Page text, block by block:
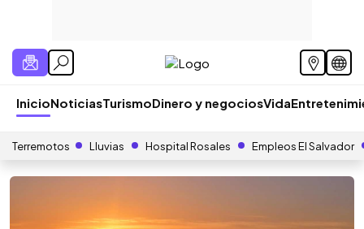
InicioNoticiasTurismoDinero y negociosVida
Terremotos Lluvias Hospital Rosales Empleos El Salvador